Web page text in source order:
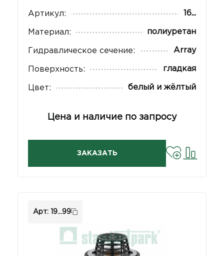
Артикул: 16...
Материал: полиуретан
Гидравлическое сечение: Array
Поверхность: гладкая
Цвет: белый и жёлтый
Цена и наличие по запросу
ЗАКАЗАТЬ
Арт: 19...99